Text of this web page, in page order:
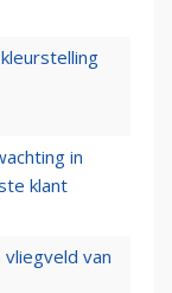
in
klant
van